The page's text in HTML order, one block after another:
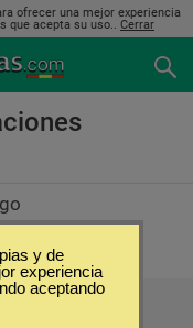
ofrecer una mejor experiencia
que acepta su uso.. Cerrar
y de
experiencia
aceptando